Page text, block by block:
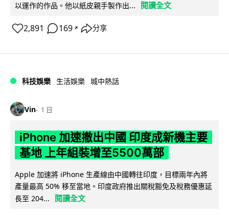
以運作的作品。他以紙皮親手製作出...
閱讀全文
2,891 169 ↗ 分享
科技娛樂 生活娛樂 城中熱話
Vin 1 日
iPhone 加速撤出中國 印度成新機主要
基地 上年組裝增至5500萬部
Apple 加速將 iPhone 生產線由中國轉往印度，目標兩年內將
產量最高 50% 移至當地。印度政府推出關稅豁免及稅務優惠延
長至 204...
閱讀全文